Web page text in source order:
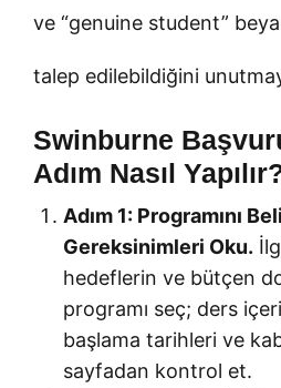
ve “genuine student”
talep edilebildiğini
Swinburne
Adım Nasıl
Adım 1: Programını
Gereksinimleri Oku.
hedeflerin ve bütçen
programı seç; ders
başlama tarihleri ve
sayfadan kontrol et.